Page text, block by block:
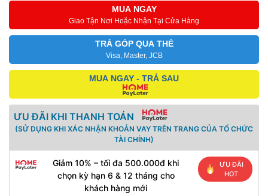
MUA NGAY
Giao Tận Nơi Hoặc Nhận Tại Cửa Hàng
TRẢ GÓP QUA THẺ
Visa, Master, JCB
MUA NGAY - TRẢ SAU
ƯU ĐÃI KHI THANH TOÁN
(SỬ DỤNG KHI XÁC NHẬN KHOẢN VAY TRÊN TRANG CỦA TỔ CHỨC
TÀI CHÍNH)
Giảm 10% – tối đa 500.000đ khi
chọn kỳ hạn 6 & 12 tháng cho
khách hàng mới
ƯU ĐÃI
HOT